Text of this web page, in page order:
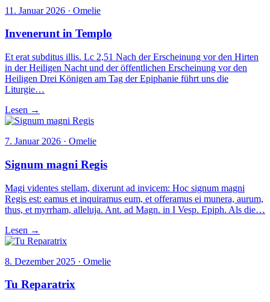
11. Januar 2026 · Omelie
Invenerunt in Templo
Et erat subditus illis. Lc 2,51 Nach der Erscheinung vor den Hirten
in der Heiligen Nacht und der öffentlichen Erscheinung vor den
Heiligen Drei Königen am Tag der Epiphanie führt uns die
Liturgie…
Lesen →
7. Januar 2026 · Omelie
Signum magni Regis
Magi videntes stellam, dixerunt ad invicem: Hoc signum magni
Regis est: eamus et inquiramus eum, et offeramus ei munera, aurum,
thus, et myrrham, alleluja. Ant. ad Magn. in I Vesp. Epiph. Als die…
Lesen →
8. Dezember 2025 · Omelie
Tu Reparatrix